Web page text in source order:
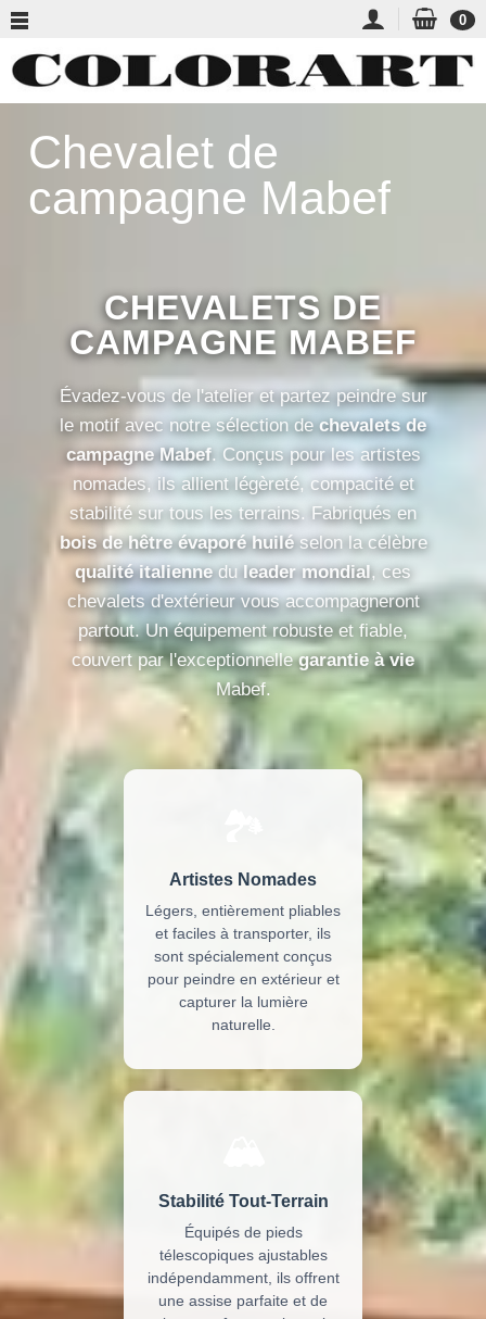
0
Chevalet de
campagne Mabef
CHEVALETS DE
CAMPAGNE MABEF
Évadez-vous de l'atelier et partez peindre sur
le motif avec notre sélection dechevalets de
campagne Mabef. Conçus pour les artistes
nomades, ils allient légèreté, compacité et
stabilité sur tous les terrains. Fabriqués en
bois de hêtre évaporé huiléselon la célèbre
qualité italienneduleader mondial, ces
chevalets d'extérieur vous accompagneront
partout. Un équipement robuste et fiable,
couvert par l'exceptionnellegarantie à vie
Mabef.
Artistes Nomades
Légers, entièrement pliables
et faciles à transporter, ils
sont spécialement conçus
pour peindre en extérieur et
capturer la lumière
naturelle.
Stabilité Tout-Terrain
Équipés de pieds
télescopiques ajustables
indépendamment, ils offrent
une assise parfaite et de